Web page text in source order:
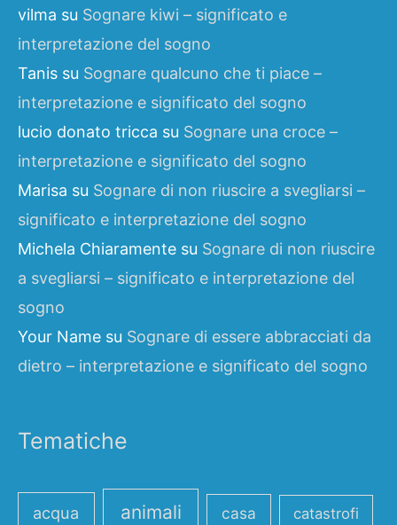
vilma su Sognare kiwi – significato e
interpretazione del sogno
Tanis su Sognare qualcuno che ti piace –
interpretazione e significato del sogno
lucio donato tricca su Sognare una croce –
interpretazione e significato del sogno
Marisa su Sognare di non riuscire a svegliarsi –
significato e interpretazione del sogno
Michela Chiaramente su Sognare di non riuscire
a svegliarsi – significato e interpretazione del
sogno
Your Name su Sognare di essere abbracciati da
dietro – interpretazione e significato del sogno
Tematiche
acqua animali casa catastrofi